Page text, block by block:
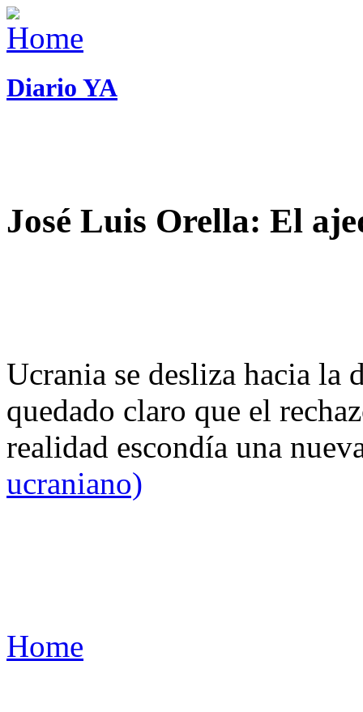
Diario YA
José Luis Orella: El
Ucrania se desliza hacia
quedado claro que el
realidad escondía una
ucraniano)
Home